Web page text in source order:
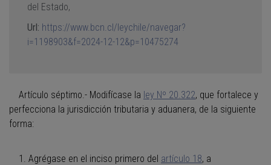
del Estado,
Url: https://www.bcn.cl/leychile/navegar?
i=1198903&f=2024-12-12&p=10475274
Artículo séptimo.- Modifícase la ley Nº 20.322, que fortalece y
perfecciona la jurisdicción tributaria y aduanera, de la siguiente
forma:
1. Agrégase en el inciso primero del artículo 18, a